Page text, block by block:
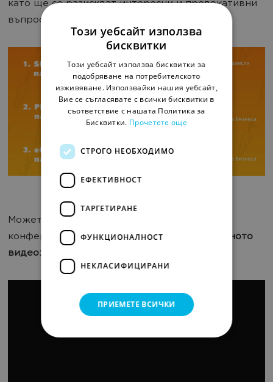
като ще се разискват интересни и провокативни
въпроси.
Можете да видите кадри от страхотната
конференция Online Advertising 2018 в следното
видео:
Този уебсайт използва
бисквитки
Този уебсайт използва бисквитки за
подобряване на потребителското
изживяване. Използвайки нашия уебсайт,
Вие се съгласявате с всички бисквитки в
съответствие с нашата Политика за
Бисквитки. Прочетете още
СТРОГО НЕОБХОДИМО
ЕФЕКТИВНОСТ
ТАРГЕТИРАНЕ
ФУНКЦИОНАЛНОСТ
НЕКЛАСИФИЦИРАНИ
ПРИЕМЕТЕ ВСИЧКИ